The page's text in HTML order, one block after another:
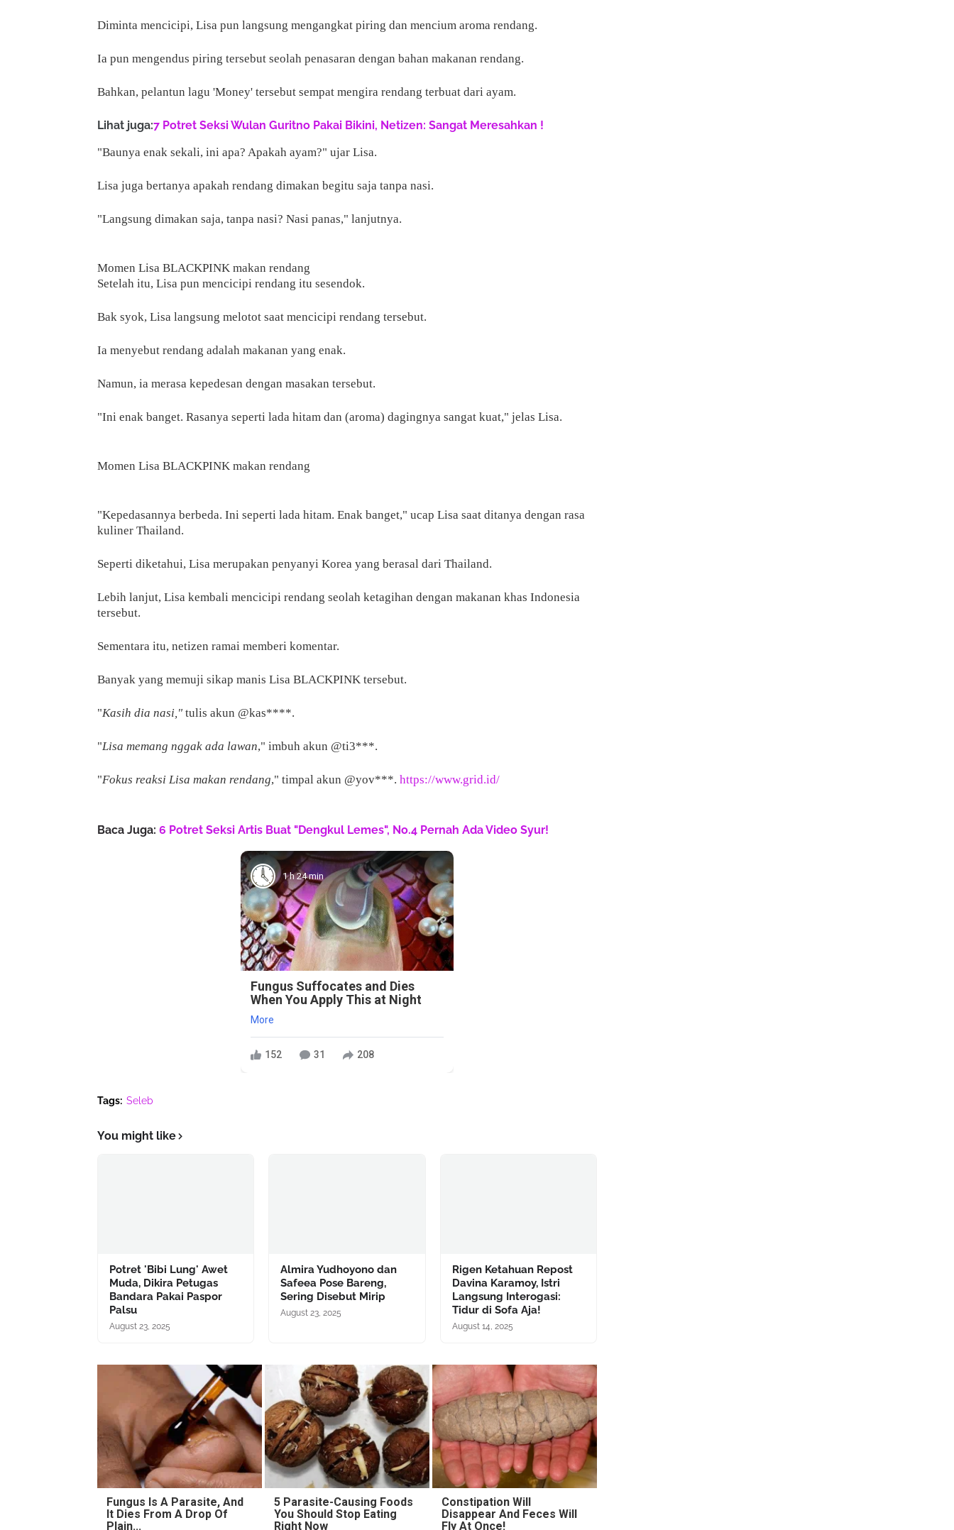
Diminta mencicipi, Lisa pun langsung mengangkat piring dan mencium aroma rendang.
Ia pun mengendus piring tersebut seolah penasaran dengan bahan makanan rendang.
Bahkan, pelantun lagu 'Money' tersebut sempat mengira rendang terbuat dari ayam.
Lihat juga:7 Potret Seksi Wulan Guritno Pakai Bikini, Netizen: Sangat Meresahkan !
"Baunya enak sekali, ini apa? Apakah ayam?" ujar Lisa.
Lisa juga bertanya apakah rendang dimakan begitu saja tanpa nasi.
"Langsung dimakan saja, tanpa nasi? Nasi panas," lanjutnya.
Momen Lisa BLACKPINK makan rendang
Setelah itu, Lisa pun mencicipi rendang itu sesendok.
Bak syok, Lisa langsung melotot saat mencicipi rendang tersebut.
Ia menyebut rendang adalah makanan yang enak.
Namun, ia merasa kepedesan dengan masakan tersebut.
"Ini enak banget. Rasanya seperti lada hitam dan (aroma) dagingnya sangat kuat," jelas Lisa.
Momen Lisa BLACKPINK makan rendang
"Kepedasannya berbeda. Ini seperti lada hitam. Enak banget," ucap Lisa saat ditanya dengan rasa
kuliner Thailand.
Seperti diketahui, Lisa merupakan penyanyi Korea yang berasal dari Thailand.
Lebih lanjut, Lisa kembali mencicipi rendang seolah ketagihan dengan makanan khas Indonesia
tersebut.
Sementara itu, netizen ramai memberi komentar.
Banyak yang memuji sikap manis Lisa BLACKPINK tersebut.
"Kasih dia nasi," tulis akun @kas****.
"Lisa memang nggak ada lawan," imbuh akun @ti3***.
"Fokus reaksi Lisa makan rendang," timpal akun @yov***. https://www.grid.id/
Baca Juga: 6 Potret Seksi Artis Buat "Dengkul Lemes", No.4 Pernah Ada Video Syur!
1 h 24 min
Fungus Suffocates and Dies
When You Apply This at Night
More
152 31 208
Tags: Seleb
You might like
Potret 'Bibi Lung' Awet
Muda, Dikira Petugas
Bandara Pakai Paspor
Palsu
August 23, 2025
Almira Yudhoyono dan
Safeea Pose Bareng,
Sering Disebut Mirip
August 23, 2025
Rigen Ketahuan Repost
Davina Karamoy, Istri
Langsung Interogasi:
Tidur di Sofa Aja!
August 14, 2025
Fungus Is A Parasite, And
It Dies From A Drop Of
Plain...
5 Parasite-Causing Foods
You Should Stop Eating
Right Now
Constipation Will
Disappear And Feces Will
Fly At Once!